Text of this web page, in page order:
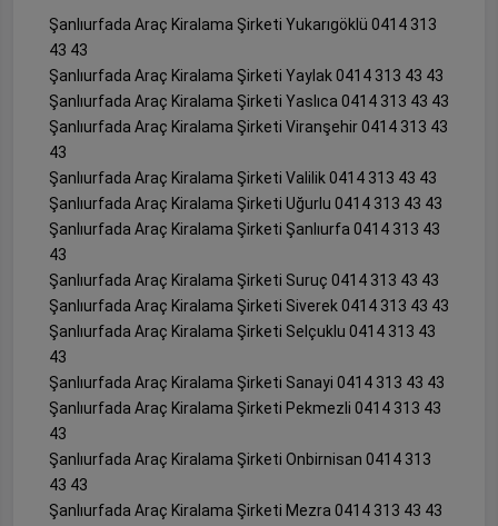
Şanlıurfada Araç Kiralama Şirketi Yukarıgöklü 0414 313
43 43
Şanlıurfada Araç Kiralama Şirketi Yaylak 0414 313 43 43
Şanlıurfada Araç Kiralama Şirketi Yaslıca 0414 313 43 43
Şanlıurfada Araç Kiralama Şirketi Viranşehir 0414 313 43
43
Şanlıurfada Araç Kiralama Şirketi Valilik 0414 313 43 43
Şanlıurfada Araç Kiralama Şirketi Uğurlu 0414 313 43 43
Şanlıurfada Araç Kiralama Şirketi Şanlıurfa 0414 313 43
43
Şanlıurfada Araç Kiralama Şirketi Suruç 0414 313 43 43
Şanlıurfada Araç Kiralama Şirketi Siverek 0414 313 43 43
Şanlıurfada Araç Kiralama Şirketi Selçuklu 0414 313 43
43
Şanlıurfada Araç Kiralama Şirketi Sanayi 0414 313 43 43
Şanlıurfada Araç Kiralama Şirketi Pekmezli 0414 313 43
43
Şanlıurfada Araç Kiralama Şirketi Onbirnisan 0414 313
43 43
Şanlıurfada Araç Kiralama Şirketi Mezra 0414 313 43 43